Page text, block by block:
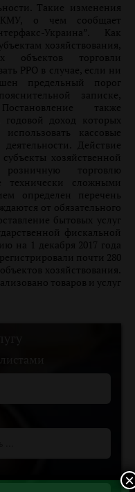
Такие изменения
КМУ, о чем сообщает
Украина”. Как
хозяйствования,
объектов торговли
РРО в случае, если ни
предельный порог
записке,
также
годовой доход которых
кассовые
Действие
хозяйственной
розничную торговлю
технически сложными
определен перечень
от обязательного
бытовых услуг
фискальной
на 1 декабря 2017 года
почти 280
хозяйствования.
товаров и услуг
×